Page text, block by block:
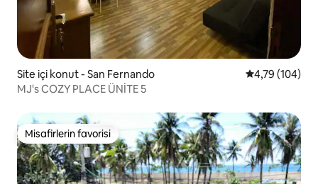
Site içi konut - San Fernando 5 üzerinden
4,79 (104)
MJ's COZY PLACE ÜNİTE 5
Misafirlerin favorisi
Misafirlerin favorisi